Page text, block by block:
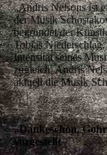
„Andris Nelsons ist
der Musik
begründet der
Tobias
Intensität seines
zugleich. Andris
aktuell die Musik
„Dankeschön,
vorgestellt